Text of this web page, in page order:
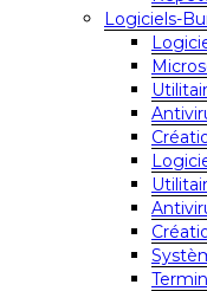
Logiciels-